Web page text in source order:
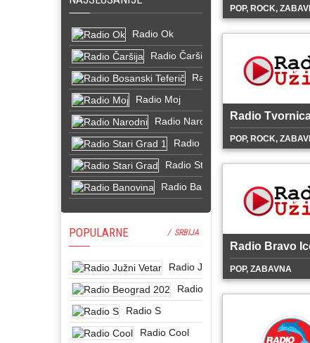
Radio Ok
Radio Čaršija
Radio Bosanski Teferič
Radio Moj
Radio Narodni
Radio Stari Grad 1
Radio Stari Grad
Radio Banovina
POPULARNE / SRBIJA
Radio Južni Vetar
Radio Beograd 202
Radio S
Radio Cool
POP, ROCK,
Radio
POP, ROCK,
Radio Bravo
POP, ZABAVNA